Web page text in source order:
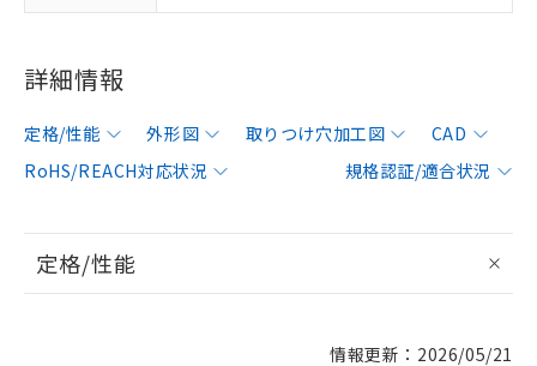
詳細情報
定格/性能 外形図 取りつけ穴加工図
CAD
RoHS/REACH対応状況
規格認証/適合状況
定格/性能
情報更新：2026/05/21